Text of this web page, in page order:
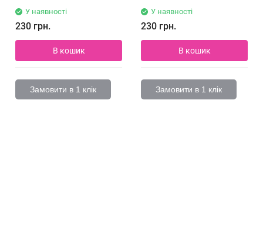
У наявності
230 грн.
В кошик
Замовити в 1 клік
У наявності
230 грн.
В кошик
Замовити в 1 клік